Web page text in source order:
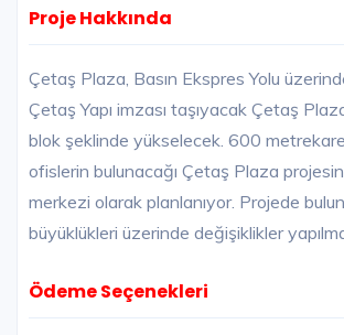
Proje Hakkında
Çetaş Plaza, Basın Ekspres Yolu
Çetaş Yapı imzası taşıyacak Çetaş
blok şeklinde yükselecek. 600
ofislerin bulunacağı Çetaş Plaza
merkezi olarak planlanıyor. Projede
büyüklükleri üzerinde değişiklikler
Ödeme Seçenekleri